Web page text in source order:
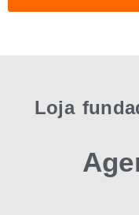
Loja